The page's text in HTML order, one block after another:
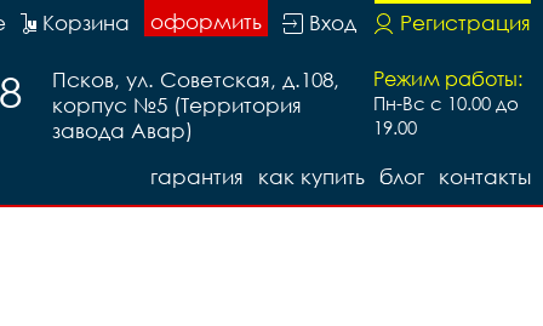
Регистрация
Вход
оформить
Корзина
Режим работы:
Пн-Вс с 10.00 до
19.00
Псков, ул. Советская, д.108,
корпус №5 (Территория
завода Авар)
контакты
блог
как купить
гарантия